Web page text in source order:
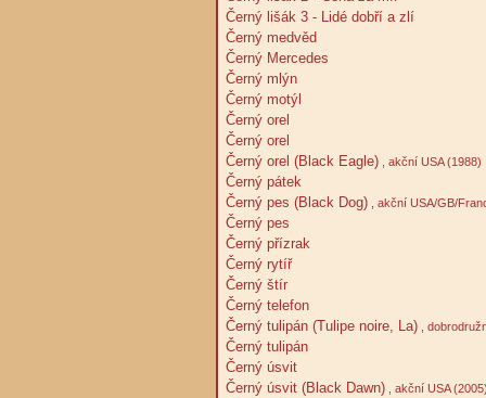
Černý lišák 3 - Lidé dobří a zlí
Černý medvěd
Černý Mercedes
Černý mlýn
Černý motýl
Černý orel
Černý orel
Černý orel (Black Eagle) , akční USA (1988)
Černý pátek
Černý pes (Black Dog) , akční USA/GB/
Černý pes
Černý přízrak
Černý rytíř
Černý štír
Černý telefon
Černý tulipán (Tulipe noire, La) ,
Černý tulipán
Černý úsvit
Černý úsvit (Black Dawn) , akční USA